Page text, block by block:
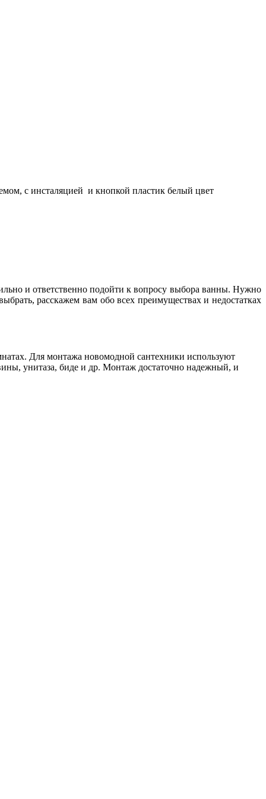
с инсталяцией и кнопкой пластик белый цвет
и ответственно подойти к вопросу выбора ванны. Нужно
расскажем вам обо всех преимуществах и недостатках
Для монтажа новомодной сантехники используют
унитаза, биде и др. Монтаж достаточно надежный, и